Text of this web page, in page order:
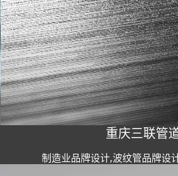
重庆三联管
制造业品牌设计,波纹管品牌设